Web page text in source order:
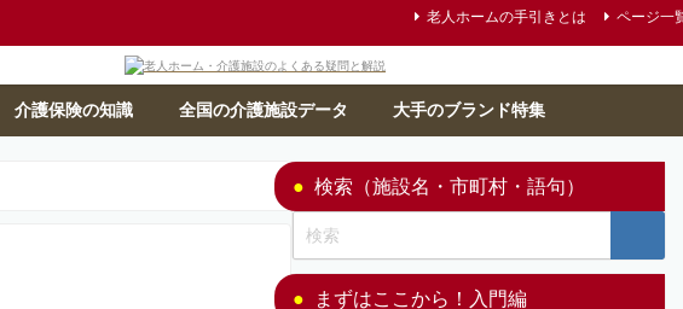
老人ホームの手引きとは ページ一
介護保険の知識 全国の介護施設データ 大手のブランド特集
検索（施設名・市町村・語句）
まずはここから！入門編